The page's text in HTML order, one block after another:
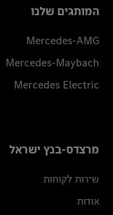
המותגים שלנו
Mercedes-AMG
Mercedes-Maybach
Mercedes Electric
מרצדס-בנץ ישראל
שירות לקוחות
אודות